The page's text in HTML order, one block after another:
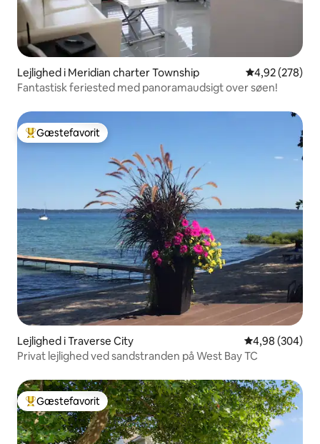
Lejlighed i Meridian charter Township 4,92 ud af 5 i
4,92 (278)
Fantastisk feriested med panoramaudsigt over søen!
Bedste gæstefavorit
Gæstefavorit
Lejlighed i Traverse City 4,98 ud af 5 i
4,98 (304)
Privat lejlighed ved sandstranden på West Bay TC
Bedste gæstefavorit
Gæstefavorit